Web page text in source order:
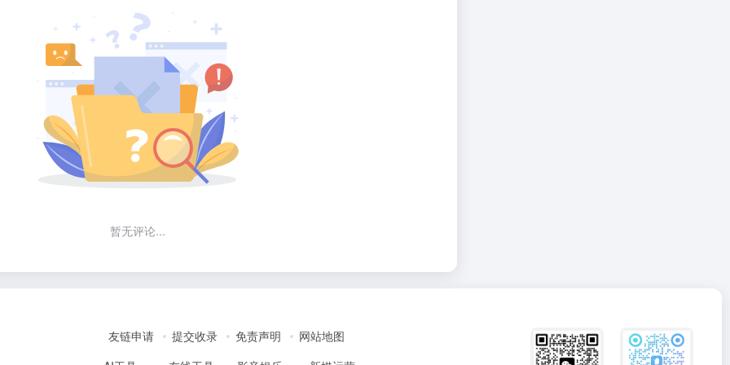
暂无评论...
友链申请 提交收录 免责声明
网站地图